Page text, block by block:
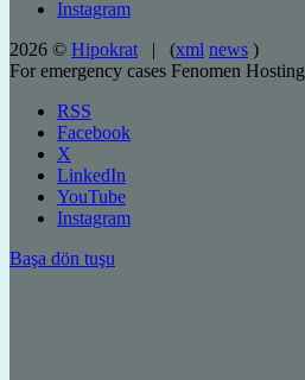
Instagram
2026 © Hipokrat | (xml news )
For emergency cases Fenomen Hosting
RSS
Facebook
X
LinkedIn
YouTube
Instagram
Başa dön tuşu